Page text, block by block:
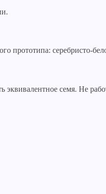
прототипа: серебристо-
эквивалентное семя. Не